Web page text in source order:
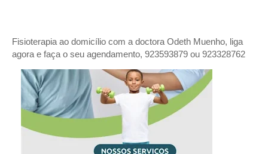
Fisioterapia ao domicílio com a doctora Odeth Muenho, liga
agora e faça o seu agendamento, 923593879 ou 923328762